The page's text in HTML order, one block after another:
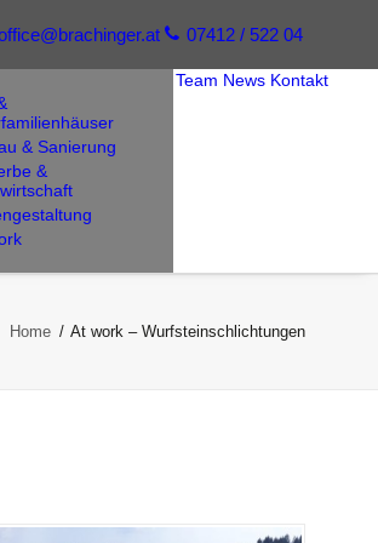
07412 / 522 04
& Sanierung
&
Team News Kontakt
Home At work – Wurfsteinschlichtungen